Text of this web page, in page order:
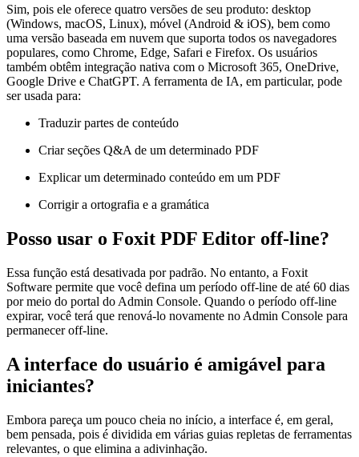
Sim, pois ele oferece quatro versões de seu produto: desktop
(Windows, macOS, Linux), móvel (Android & iOS), bem como
uma versão baseada em nuvem que suporta todos os navegadores
populares, como Chrome, Edge, Safari e Firefox. Os usuários
também obtêm integração nativa com o Microsoft 365, OneDrive,
Google Drive e ChatGPT. A ferramenta de IA, em particular, pode
ser usada para:
Traduzir partes de conteúdo
Criar seções Q&A de um determinado PDF
Explicar um determinado conteúdo em um PDF
Corrigir a ortografia e a gramática
Posso usar o Foxit PDF Editor off-line?
Essa função está desativada por padrão. No entanto, a Foxit
Software permite que você defina um período off-line de até 60 dias
por meio do portal do Admin Console. Quando o período off-line
expirar, você terá que renová-lo novamente no Admin Console para
permanecer off-line.
A interface do usuário é amigável para
iniciantes?
Embora pareça um pouco cheia no início, a interface é, em geral,
bem pensada, pois é dividida em várias guias repletas de ferramentas
relevantes, o que elimina a adivinhação.